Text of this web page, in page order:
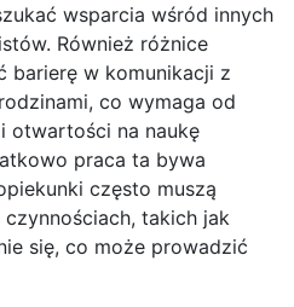
wsparcia wśród innych
Również różnice
barierę w komunikacji z
co wymaga od
otwartości na naukę
praca ta bywa
często muszą
takich jak
się, co może prowadzić